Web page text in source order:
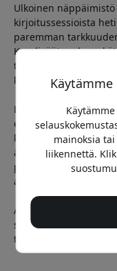
Ulkoinen
kirjoitussessioista
paremman
Kun lisäät mukaan
tarvitse valita
kaikki toimii yhtä
Latauksen puolella
eron. Ne ovat
koko kokonaisuuden
älykkäisiin
paremman
aidosti harkitulta ja
Ajatus on
sen ympärillä olevat
työpisteen.
mainoksia
liikennettä.